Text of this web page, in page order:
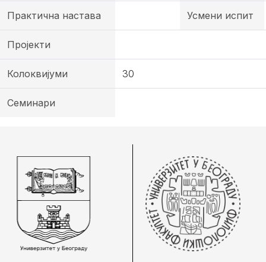
Практична настава Усмени испит
Пројекти
Колоквијуми 30
Семинари